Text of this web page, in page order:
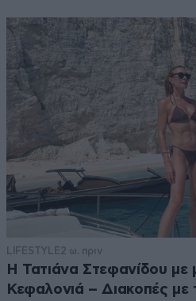
LIFESTYLE2 ω. πριν
Η Τατιάνα Στεφανίδου με
Κεφαλονιά – Διακοπές